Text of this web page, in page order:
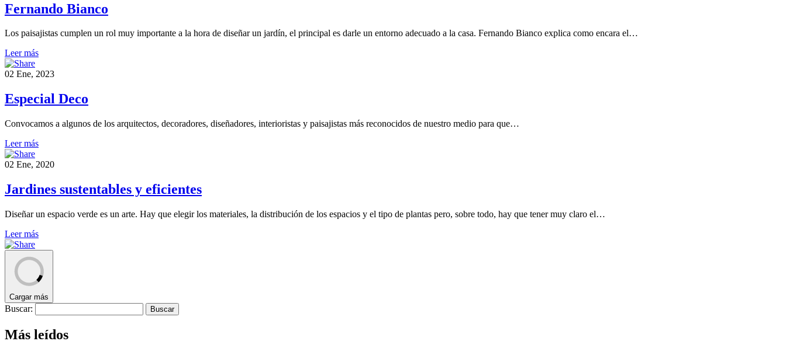
Fernando Bianco
Los paisajistas cumplen un rol muy importante a la hora de diseñar un jardín, el principal es darle un entorno adecuado a la casa. Fernando Bianco explica como encara el…
Leer más
02 Ene, 2023
Especial Deco
Convocamos a algunos de los arquitectos, decoradores, diseñadores, interioristas y paisajistas más reconocidos de nuestro medio para que…
Leer más
02 Ene, 2020
Jardines sustentables y eficientes
Diseñar un espacio verde es un arte. Hay que elegir los materiales, la distribución de los espacios y el tipo de plantas pero, sobre todo, hay que tener muy claro el…
Leer más
Cargar más
Buscar:
Más leídos